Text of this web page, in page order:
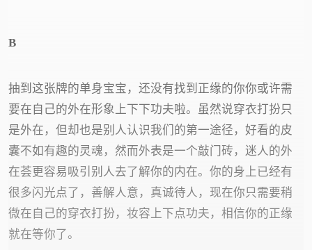
B
抽到这张牌的单身宝宝，还没有找到正缘的你你或许需
要在自己的外在形象上下下功夫啦。虽然说穿衣打扮只
是外在，但却也是别人认识我们的第一途径，好看的皮
囊不如有趣的灵魂，然而外表是一个敲门砖，迷人的外
在荟更容易吸引别人去了解你的内在。你的身上已经有
很多闪光点了，善解人意，真诚待人，现在你只需要稍
微在自己的穿衣打扮，妆容上下点功夫，相信你的正缘
就在等你了。